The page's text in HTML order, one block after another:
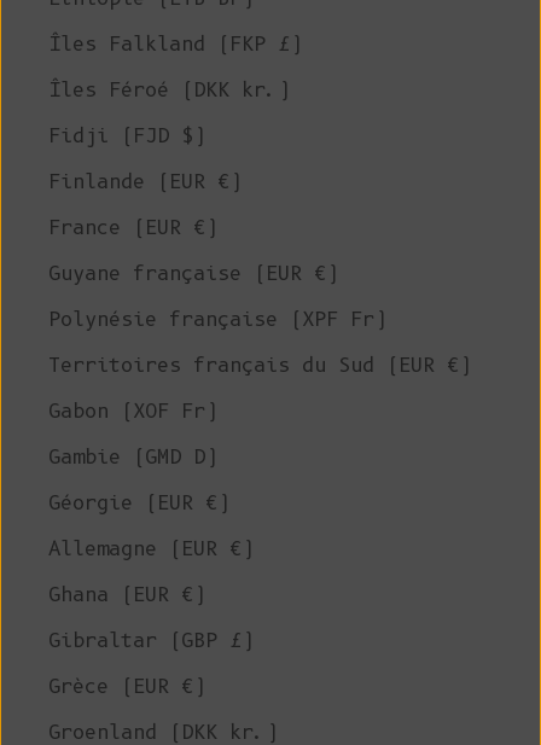
Îles Falkland (FKP £)
Îles Féroé (DKK kr.)
Fidji (FJD $)
Finlande (EUR €)
France (EUR €)
Guyane française (EUR €)
Polynésie française (XPF Fr)
Territoires français du Sud (EUR €)
Gabon (XOF Fr)
Gambie (GMD D)
Géorgie (EUR €)
Allemagne (EUR €)
Ghana (EUR €)
Gibraltar (GBP £)
Grèce (EUR €)
Groenland (DKK kr.)